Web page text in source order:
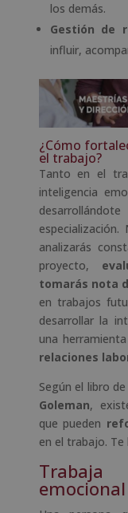
los demás.
Gestión de
influir,
¿Cómo
el trabajo?
Tanto en el
inteligencia
analizarás
proyecto,
tomarás nota
en trabajos
desarrollar la
una
relaciones
Según el libro de
Goleman,
que pueden
en el trabajo.
Trabaja
emocional